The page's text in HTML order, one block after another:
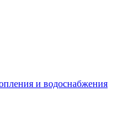
и водоснабжения